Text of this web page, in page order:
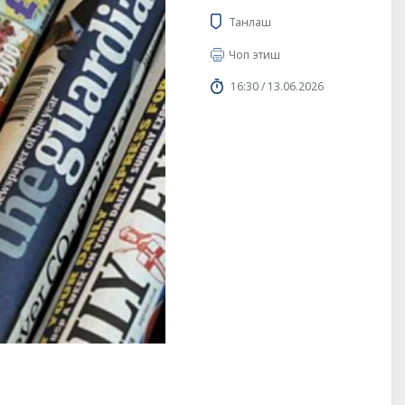
Танлаш
Чоп этиш
16:30 / 13.06.2026